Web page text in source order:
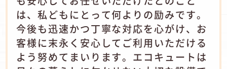
は、私どもにとって何よりの励みです。
今後も迅速かつ丁寧な対応を心がけ、お
客様に末永く安心してご利用いただける
よう努めてまいります。エコキュートは